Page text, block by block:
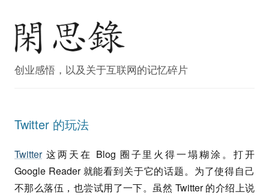
创业感悟，以及关于互联网的记忆碎片
Twitter 的玩法
Twitter这两天在 Blog 圈子里火得一塌糊涂。打开
Google Reader 就能看到关于它的话题。为了使得自己
不那么落伍，也尝试用了一下。虽然 Twitter 的介绍上说